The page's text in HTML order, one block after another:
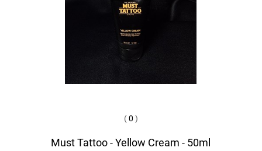
(0 )
Must Tattoo - Yellow Cream - 50ml